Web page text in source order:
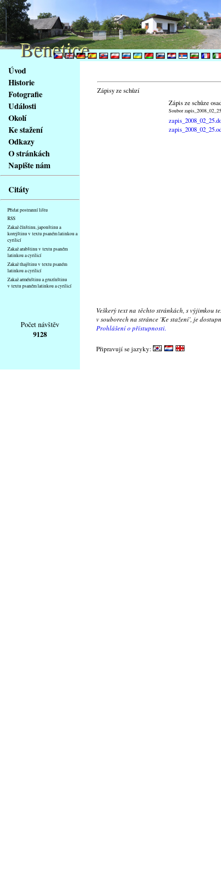
obsah
stránky
Klávesové
zkratky
tomto
webu
základní
Hlavní
strana
Úvod
Historie
Fotografie
Události
Okolí
Ke stažení
Odkazy
O stránkách
Napište nám
Citáty
Přidat postranní lištu
RSS
Zakaž čínštinu, japonštinu a
korejštinu v textu psaném latinkou a
cyrilicí
Zakaž arabštinu v textu psaném
latinkou a cyrilicí
Zakaž thajštinu v textu psaném
latinkou a cyrilicí
Zakaž arménštinu a gruzínštinu
v textu psaném latinkou a cyrilicí
Zápisy ze schůzí
Zápis ze schůze
Soubor
Počet návštěv
9128
Veškerý text na těchto stránkách, s výjimkou
v souborech na stránce 'Ke stažení', je
Prohlášení o přístupnosti.
Připravují se jazyky:
Benetice
Benetice